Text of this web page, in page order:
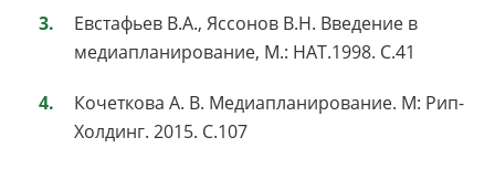
Евстафьев В.А., Яссонов В.Н. Введение в
медиапланирование, М.: НАТ.1998. С.41
Кочеткова А. В. Медиапланирование. М: Рип-
Холдинг. 2015. С.107